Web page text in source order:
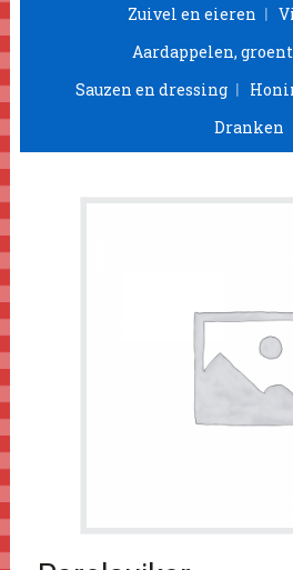
Zuivel en eieren
Aardappelen,
Sauzen en dressing
Dranken